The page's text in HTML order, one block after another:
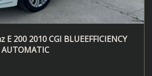
E 200 2010 CGI BLUEEFFICIENCY
AUTOMATIC